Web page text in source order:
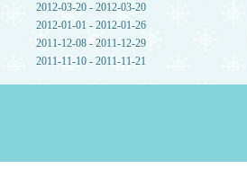
2012-03-20 - 2012-03-20
2012-01-01 - 2012-01-26
2011-12-08 - 2011-12-29
2011-11-10 - 2011-11-21